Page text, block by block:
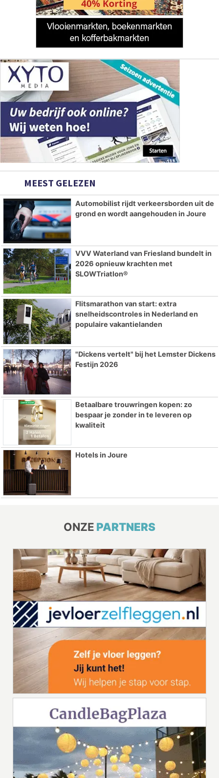
MEEST GELEZEN
Automobilist rijdt verkeersborden uit de
grond en wordt aangehouden in Joure
VVV Waterland van Friesland bundelt in
2026 opnieuw krachten met
SLOWTriatlon®
Flitsmarathon van start: extra
snelheidscontroles in Nederland en
populaire vakantielanden
"Dickens vertelt" bij het Lemster Dickens
Festijn 2026
Betaalbare trouwringen kopen: zo
bespaar je zonder in te leveren op
kwaliteit
Hotels in Joure
ONZE PARTNERS